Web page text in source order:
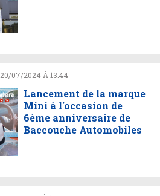
20/07/2024 À 13:44
Lancement de la marque
Mini à l'occasion de
6ème anniversaire de
Baccouche Automobiles